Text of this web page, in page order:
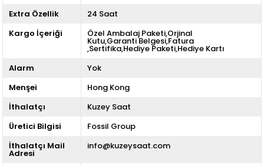
Extra Özellik
24 Saat
Kargo İçeriği
Özel Ambalaj Paketi,Orjinal
Kutu,Garanti Belgesi,Fatura
,Sertifika,Hediye Paketi,Hediye Kartı
Alarm
Yok
Menşei
Hong Kong
İthalatçı
Kuzey Saat
Üretici Bilgisi
Fossil Group
İthalatçı Mail
Adresi
info@kuzeysaat.com